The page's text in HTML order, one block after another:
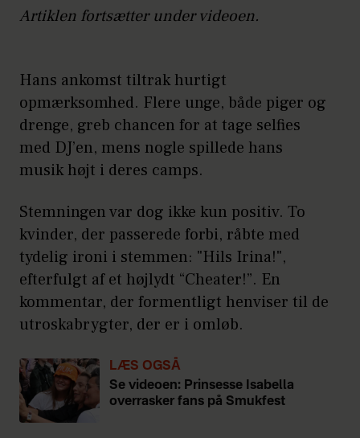
Artiklen fortsætter under videoen.
Hans ankomst tiltrak hurtigt
opmærksomhed. Flere unge, både piger og
drenge, greb chancen for at tage selfies
med DJ’en, mens nogle spillede hans
musik højt i deres camps.
Stemningen var dog ikke kun positiv. To
kvinder, der passerede forbi, råbte med
tydelig ironi i stemmen: "Hils Irina!",
efterfulgt af et højlydt “Cheater!”. En
kommentar, der formentligt henviser til de
utroskabrygter, der er i omløb.
LÆS OGSÅ
Se videoen: Prinsesse Isabella
overrasker fans på Smukfest